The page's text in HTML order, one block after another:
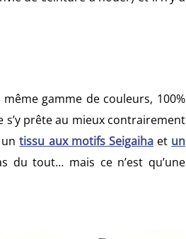
gamme de couleurs, 100%
prête au mieux contrairement
untissu aux motifs Seigaihaet un
tout… mais ce n’est qu’une